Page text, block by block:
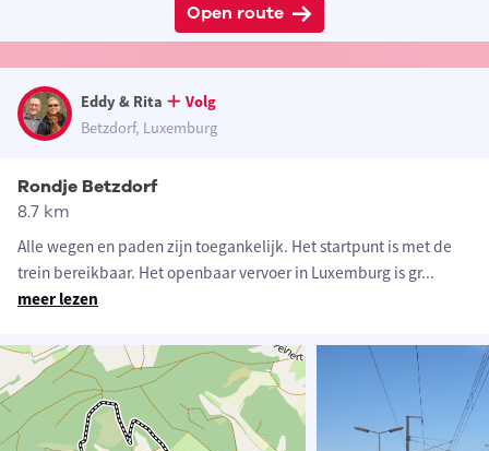
Open route
Eddy & Rita
Volg
Betzdorf, Luxemburg
Rondje Betzdorf
8.7 km
Alle wegen en paden zijn toegankelijk. Het startpunt is met de
trein bereikbaar. Het openbaar vervoer in Luxemburg is gr...
meer lezen